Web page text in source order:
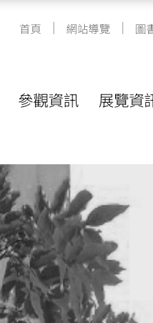
首頁 | 網站導覽 | 圖
參觀資訊 展覽資